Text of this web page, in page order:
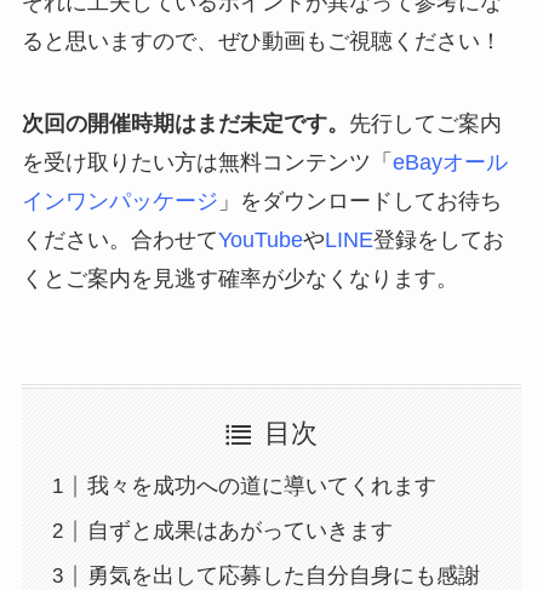
ると思いますので、ぜひ動画もご視聴ください！
次回の開催時期はまだ未定です。 先行してご案内
を受け取りたい方は無料コンテンツ「 eBayオール
インワンパッケージ 」をダウンロードしてお待ち
ください。合わせてYouTubeやLINE登録をしてお
くとご案内を見逃す確率が少なくなります。
目次
我々を成功への道に導いてくれます
自ずと成果はあがっていきます
勇気を出して応募した自分自身にも感謝